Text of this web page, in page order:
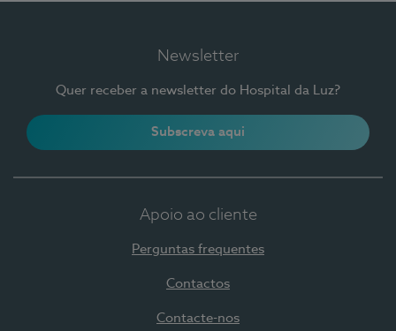
Newsletter
Quer receber a newsletter do Hospital da Luz?
Subscreva aqui
Apoio ao cliente
Perguntas frequentes
Contactos
Contacte-nos